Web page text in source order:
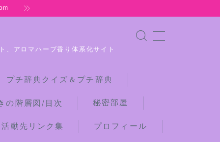
、アロマハーブ香り体系化サイト
チ辞典クイズ＆プチ辞典
の階層図/目次 秘密部屋
動先リンク集 プロフィール